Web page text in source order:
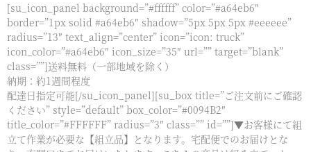
[su_icon_panel background=”#ffffff” color=”#a64eb6″
border=”1px solid #a64eb6″ shadow=”5px 5px 5px #eeeeee”
radius=”13″ text_align=”center” icon=”icon: truck”
icon_color=”#a64eb6″ icon_size=”35″ url=”” target=”blank”
class=””]送料無料（一部地域を除く）
納期：約1週間程度
配達日指定可能[/su_icon_panel][su_box title=”ご注文前にご確認
ください” style=”default” box_color=”#0094B2″
title_color=”#FFFFFF” radius=”3″ class=”” id=””]▼お客様にて組
立て作業が必要な【組立品】となります。宅配便でのお届けとな